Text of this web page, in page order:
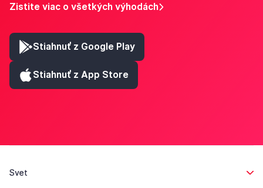
Zistite viac o všetkých výhodách
Stiahnuť z Google Play
Stiahnuť z App Store
Svet